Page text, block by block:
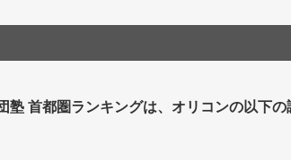
塾 首都圏ランキングは、オリコンの以下